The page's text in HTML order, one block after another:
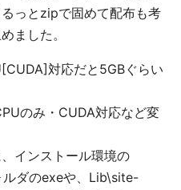
っとzipで固めて配布も考
ました。
対応だと5GBぐらい
のみ・CUDA対応など変
インストール環境の
ダのexeや、Lib\site-